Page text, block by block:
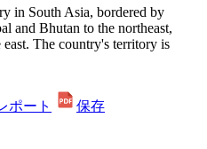
in South Asia, bordered by
and Bhutan to the northeast,
The country's territory is
ポート
保存